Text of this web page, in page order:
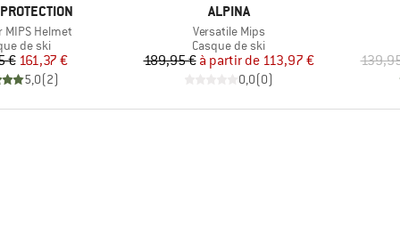
MIPS Helmet
group
de ski
Prix
€Prix réduit
161,37 €
5,0(2)
MARQUE
ALPINA
Article
Versatile Mips
Product group
Casque de ski
Prix
189,95 € Prix réduit
à partir de 113,97 €
0,0(0)